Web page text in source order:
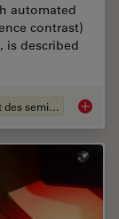
automated
contrast)
is described
Industrie électronique et des semi-conducteurs 6-Inch